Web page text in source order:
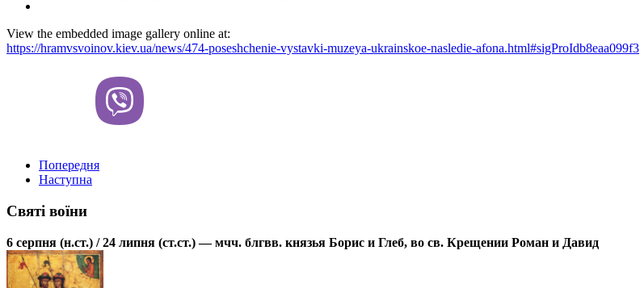
View the embedded image gallery online at:
https://hramvsvoinov.kiev.ua/news/474-poseshchenie-vystavki-muzeya-ukrainskoe-nasledie-afona.html#sigProIdb8eaa099f3
Попередня
Наступна
Святі воїни
6 серпня (н.ст.) / 24 липня (ст.ст.) — мчч. блгвв. князья Борис и Глеб, во св. Крещении Роман и Давид